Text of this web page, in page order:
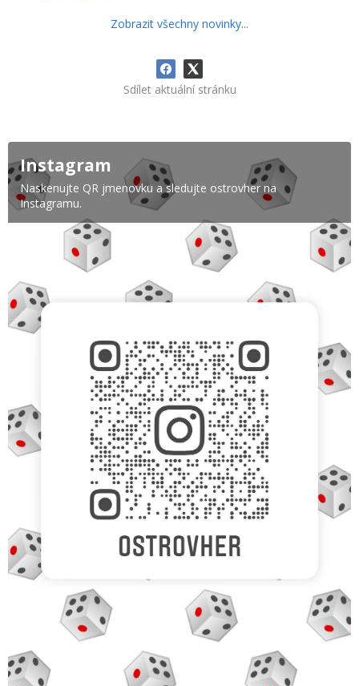
Zobrazit všechny novinky...
Sdílet aktuální stránku
Instagram
Naskenujte QR jmenovku a sledujte ostrovher na
Instagramu.